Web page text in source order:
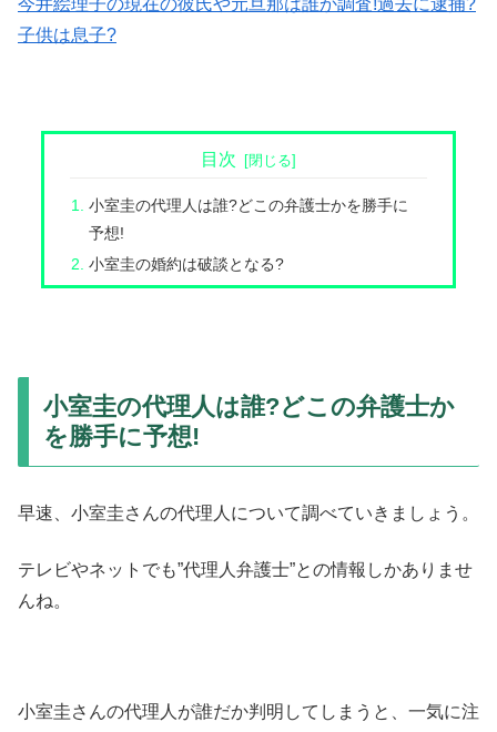
子供は息子?
目次
小室圭の代理人は誰?どこの弁護士かを勝手に
予想!
小室圭の婚約は破談となる?
小室圭の代理人は誰?どこの弁護士か
を勝手に予想!
早速、小室圭さんの代理人について調べていきましょう。
テレビやネットでも”代理人弁護士”との情報しかありませ
んね。
小室圭さんの代理人が誰だか判明してしまうと、一気に注